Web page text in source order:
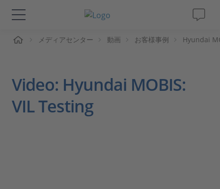
ソリューションと製品
動画
メディアセンター 動画 お客様事例 Hyundai
Video: Hyundai MOBIS:
VIL Testing